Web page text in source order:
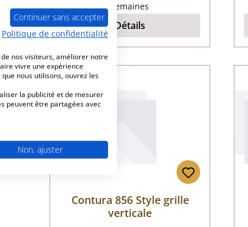
semaines
Détails
Contura 856 Style grille
verticale
Continuer sans accepter
Politique de confidentialité
nos visiteurs, améliorer notre
vivre une expérience
nous utilisons, ouvrez les
la publicité et de mesurer
peuvent être partagées avec
Non, ajuster